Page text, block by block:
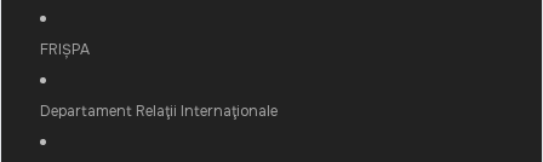
FRIȘPA
Departament Relaţii Internaţionale